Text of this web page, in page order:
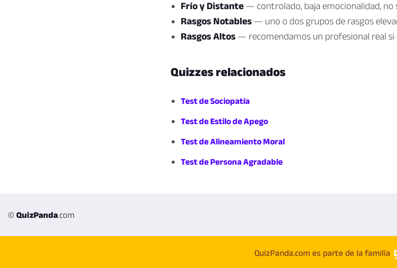
Frío y Distante — controlado, baja emocionalidad, no
Rasgos Notables — uno o dos grupos de rasgos
Rasgos Altos — recomendamos un profesional real si
Quizzes relacionados
Test de Sociopatía
Test de Estilo de Apego
Test de Alineamiento Moral
Test de Persona Agradable
© QuizPanda.com
QuizPanda.com es parte de la familia